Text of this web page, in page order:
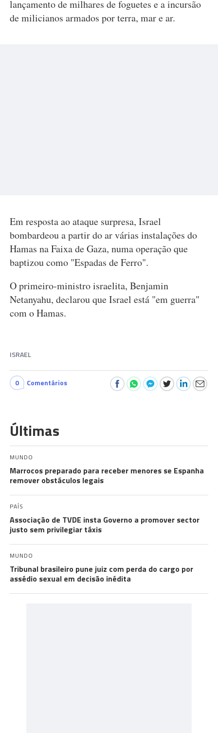
lançamento de milhares de foguetes e a incursão
de milicianos armados por terra, mar e ar.
Em resposta ao ataque surpresa, Israel
bombardeou a partir do ar várias instalações do
Hamas na Faixa de Gaza, numa operação que
baptizou como "Espadas de Ferro".
O primeiro-ministro israelita, Benjamin
Netanyahu, declarou que Israel está "em guerra"
com o Hamas.
ISRAEL
0 Comentários
Últimas
MUNDO
Marrocos preparado para receber menores se Espanha
remover obstáculos legais
PAÍS
Associação de TVDE insta Governo a promover sector
justo sem privilegiar táxis
MUNDO
Tribunal brasileiro pune juiz com perda do cargo por
assédio sexual em decisão inédita